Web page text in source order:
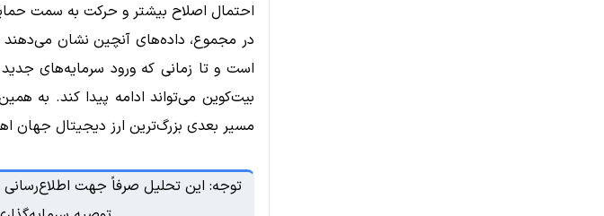
احتمال اصلاح بیشتر و حرکت به سمت
در مجموع، داده‌های آنچین نشان می‌دهند
است و تا زمانی که ورود سرمایه‌های جدید
بیت‌کوین می‌تواند ادامه پیدا کند. به
مسیر بعدی بزرگ‌ترین ارز دیجیتال جهان
توجه: این تحلیل صرفاً جهت